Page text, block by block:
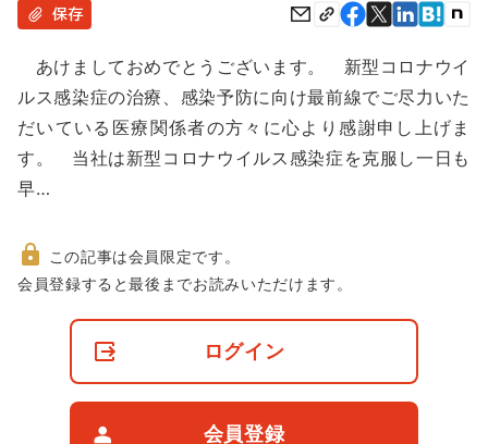
に
動
保存
あけましておめでとうございます。 新型コロナウイ
ルス感染症の治療、感染予防に向け最前線でご尽力いた
だいている医療関係者の方々に心より感謝申し上げま
す。 当社は新型コロナウイルス感染症を克服し一日も
早…
非
この記事は会員限定です。
会員登録すると最後までお読みいただけます。
ログイン
会員登録